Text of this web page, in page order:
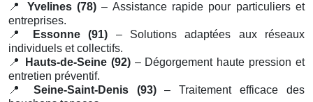
📍
Yvelines (78) – Assistance rapide pour particuliers et
entreprises.
📍
Essonne (91) – Solutions adaptées aux réseaux
individuels et collectifs.
📍
Hauts-de-Seine (92)– Dégorgement haute pression et
entretien préventif.
📍
Seine-Saint-Denis (93)– Traitement efficace des